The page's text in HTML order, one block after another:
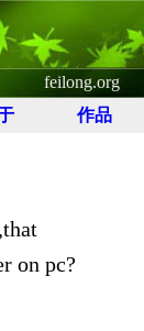
feilong.org
作品
on pc?